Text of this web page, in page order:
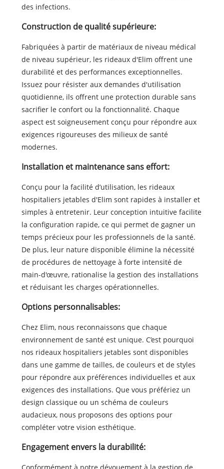
des infections.
Construction de qualité supérieure:
Fabriquées à partir de matériaux de niveau médical
de niveau supérieur, les rideaux d'Elim offrent une
durabilité et des performances exceptionnelles.
Issuez pour résister aux demandes d'utilisation
quotidienne, ils offrent une protection durable sans
sacrifier le confort ou la fonctionnalité. Chaque
aspect est soigneusement conçu pour répondre aux
exigences rigoureuses des milieux de santé
modernes.
Installation et maintenance sans effort:
Conçu pour la facilité d’utilisation, les rideaux
hospitaliers jetables d'Elim sont rapides à installer et
simples à entretenir. Leur conception intuitive facilite
la configuration rapide, ce qui permet de gagner un
temps précieux pour les professionnels de la santé.
De plus, leur nature disponible élimine la nécessité
de procédures de nettoyage à forte intensité de
main-d'œuvre, rationalise la gestion des installations
et réduisant les charges opérationnelles.
Options personnalisables:
Chez Elim, nous reconnaissons que chaque
environnement de santé est unique. C’est pourquoi
nos rideaux hospitaliers jetables sont disponibles
dans une gamme de tailles, de couleurs et de styles
pour répondre aux préférences individuelles et aux
exigences des installations. Que vous préfériez un
design classique ou un schéma de couleurs
audacieux, nous proposons des options pour
compléter votre vision esthétique.
Engagement envers la durabilité: